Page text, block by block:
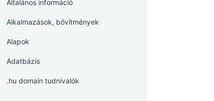
Általános információ
Alkalmazások, bővítmények
Alapok
Adatbázis
.hu domain tudnivalók